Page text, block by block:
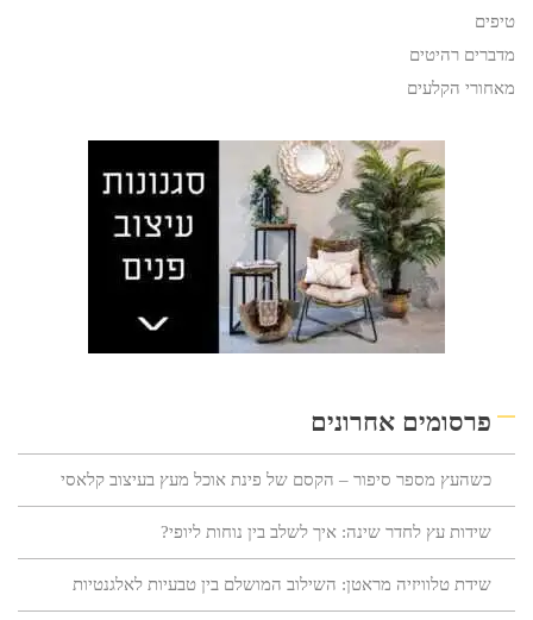
טיפים
מדברים רהיטים
מאחורי הקלעים
פרסומים אחרונים
כשהעץ מספר סיפור – הקסם של פינת אוכל מעץ בעיצוב קלאסי
שידות עץ לחדר שינה: איך לשלב בין נוחות ליופי?
שידת טלוויזיה מראטן: השילוב המושלם בין טבעיות לאלגנטיות